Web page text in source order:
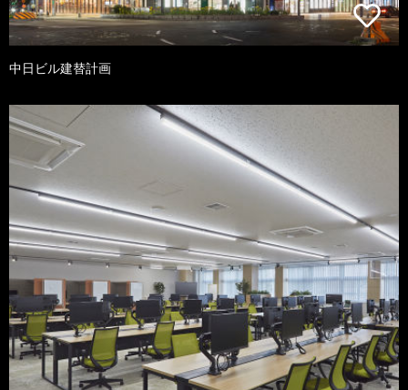
中日ビル建替計画